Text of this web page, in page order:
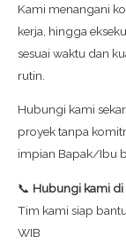
Kami menangani
kerja, hingga
sesuai waktu dan
rutin.
Hubungi kami
proyek tanpa
impian Bapak/Ibu
📞 Hubungi kami
Tim kami siap
WIB